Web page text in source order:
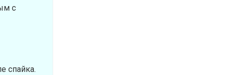
с
спайка.